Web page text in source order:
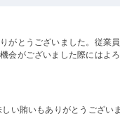
がとうございました。従業
会がございました際にはよ
い賄いもありがとうござい